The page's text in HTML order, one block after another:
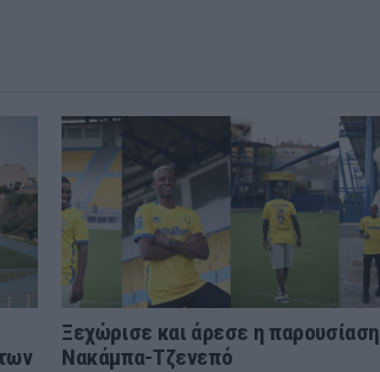
Ξεχώρισε και άρεσε η παρουσίαση
Νακάμπα-Τζενεπό